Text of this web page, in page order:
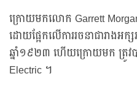
ក្រោយមកលោក Garrett
ដោយផ្អែកលើការរចនាជារាងអ
ឆ្នាំ១៩២៣ ហើយក្រោយមក ត្រូ
Electric ។